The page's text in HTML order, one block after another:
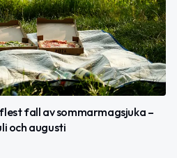
fall av sommarmagsjuka –
och augusti